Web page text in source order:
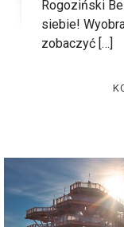
Rogoziński
siebie!
zobaczyć […]